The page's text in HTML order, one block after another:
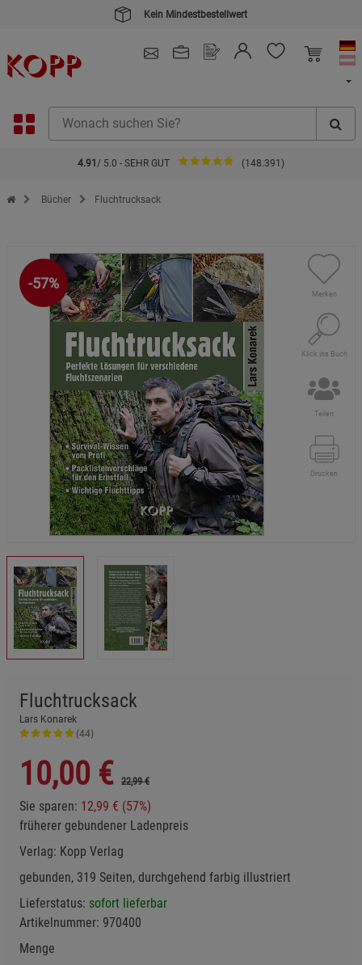
Kein Mindestbestellwert
4.91 / 5.0 - SEHR GUT (148.391)
Zur Startseite des Kopp Verlag Online-Shop
Bücher Fluchtrucksack
-57%
Merken
Klick ins Buch
Teilen
Drucken
Fluchtrucksack
Lars Konarek
(44)
10,00 € 22,99 €
Sie sparen: 12,99 € (57%)
früherer gebundener Ladenpreis
Verlag: Kopp Verlag
gebunden, 319 Seiten, durchgehend farbig illustriert
Lieferstatus: sofort lieferbar
Artikelnummer: 970400
Menge